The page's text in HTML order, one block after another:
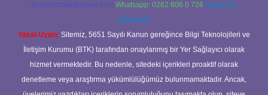
forumhizmeti@gmail.com Whatsapp: 0262 606 0 726 Telegram:
@karabul
Yasal Uyarı: Sitemiz, 5651 Sayılı Kanun gereğince Bilgi Teknolojileri ve
İletişim Kurumu (BTK) tarafından onaylanmış bir Yer Sağlayıcı olarak
hizmet vermektedir. Bu nedenle, sitedeki içerikleri proaktif olarak
denetleme veya araştırma yükümlülüğümüz bulunmamaktadır. Ancak,